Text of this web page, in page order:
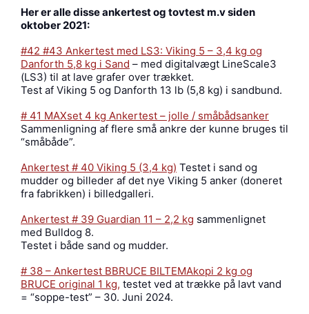
Her er alle disse ankertest og tovtest m.v siden
oktober 2021:
#42 #43 Ankertest med LS3: Viking 5 – 3,4 kg og
Danforth 5,8 kg i Sand – med digitalvægt LineScale3
(LS3) til at lave grafer over trækket.
Test af Viking 5 og Danforth 13 lb (5,8 kg) i sandbund.
# 41 MAXset 4 kg Ankertest – jolle / småbådsanker
Sammenligning af flere små ankre der kunne bruges til
“småbåde”.
Ankertest # 40 Viking 5 (3,4 kg) Testet i sand og
mudder og billeder af det nye Viking 5 anker (doneret
fra fabrikken) i billedgalleri.
Ankertest # 39 Guardian 11 – 2,2 kg sammenlignet
med Bulldog 8.
Testet i både sand og mudder.
# 38 – Ankertest BBRUCE BILTEMAkopi 2 kg og
BRUCE original 1 kg, testet ved at trække på lavt vand
= “soppe-test” – 30. Juni 2024.